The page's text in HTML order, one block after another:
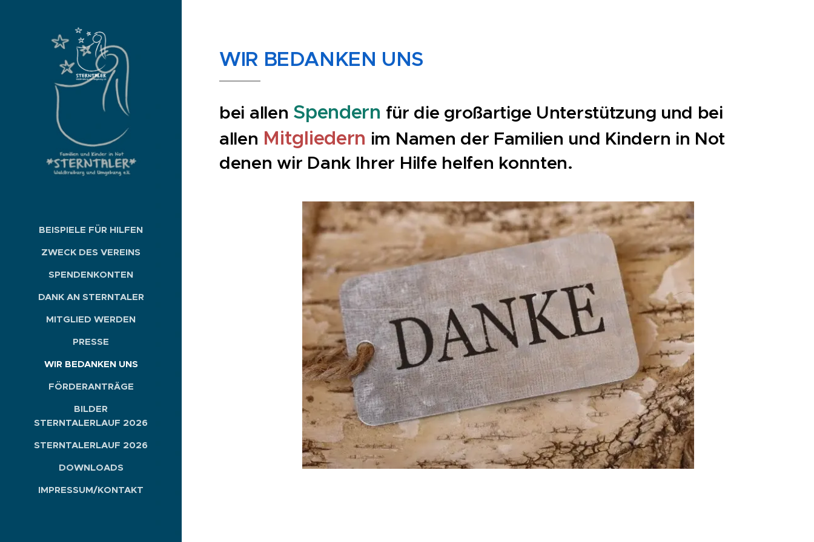
BEISPIELE FÜR HILFEN
ZWECK DES VEREINS
SPENDENKONTEN
DANK AN STERNTALER
MITGLIED WERDEN
PRESSE
WIR BEDANKEN UNS
FÖRDERANTRÄGE
BILDER
STERNTALERLAUF 2026
STERNTALERLAUF 2026
DOWNLOADS
IMPRESSUM/KONTAKT
WIR BEDANKEN UNS
bei allen Spendern für die großartige Unterstützung und bei
allen Mitgliedern im Namen der Familien und Kindern in Not
denen wir Dank Ihrer Hilfe helfen konnten.